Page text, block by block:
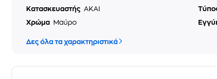
Κατασκευαστής AKAI
Χρώμα
Μαύρο
Δες όλα τα χαρακτηριστικά